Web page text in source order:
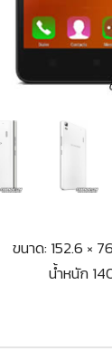
ขนาด: 152.6 ×
น้ำหนัก